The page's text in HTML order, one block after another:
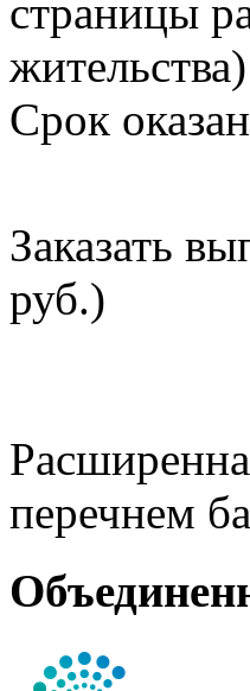
страницы
Срок
Заказать
руб.)
перечнем